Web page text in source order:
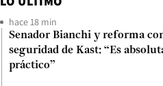
hace 18 min
Senador Bianchi y reforma
seguridad de Kast: “Es
práctico”